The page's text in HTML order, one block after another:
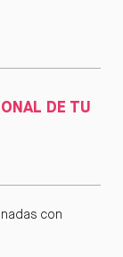
DE TU
con